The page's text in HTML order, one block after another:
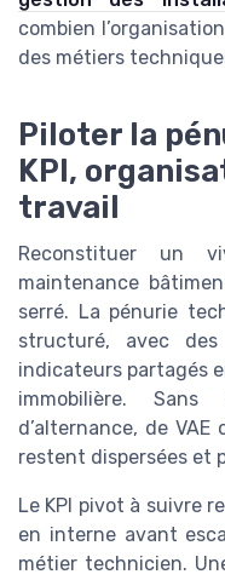
combien
des métiers
Piloter la
KPI,
travail
Reconstituer un
maintenance
serré. La pénurie
structuré, avec
indicateurs partagés
immobilière.
d’alternance, de
restent dispersées et
Le KPI pivot à suivre
en interne avant
métier technicien.